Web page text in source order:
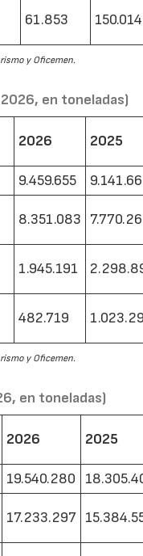
61.853 150.014
y Oficemen.
en toneladas)
2026 2025
9.459.655
8.351.083
1.945.191
482.719
y Oficemen.
en toneladas)
2026 2025
19.540.280
17.233.297